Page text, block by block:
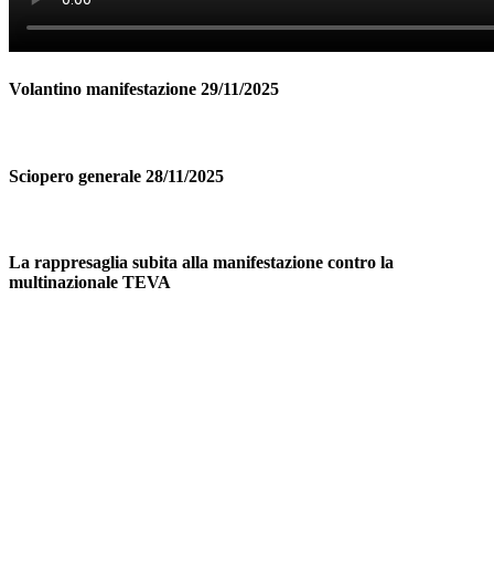
Volantino manifestazione 29/11/2025
Sciopero generale 28/11/2025
La rappresaglia subita alla manifestazione contro la
multinazionale TEVA